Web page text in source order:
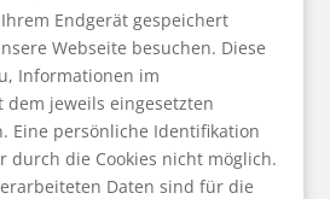
Endgerät gespeichert
Webseite besuchen. Diese
Informationen im
dem jeweils eingesetzten
Eine persönliche Identifikation
durch die Cookies nicht möglich.
Daten sind für die